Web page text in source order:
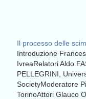
Il processo delle
Introduzione
IvreaRelatori Aldo
PELLEGRINI,
SocietyModeratore
TorinoAttori Glauco